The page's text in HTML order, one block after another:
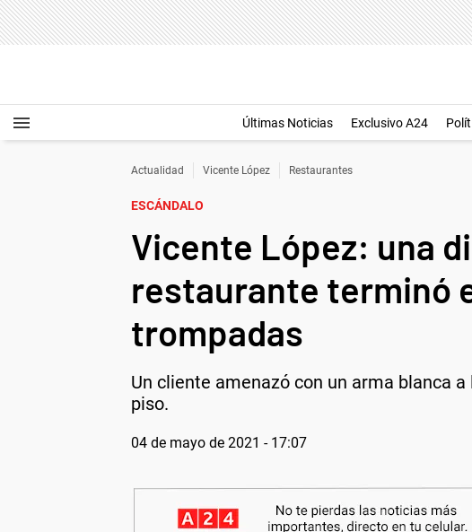
Últimas Noticias Exclusivo A24
Actualidad Vicente López Restaurantes
ESCÁNDALO
Vicente López: una
restaurante terminó
trompadas
Un cliente amenazó con un arma blanca
piso.
04 de mayo de 2021 - 17:07